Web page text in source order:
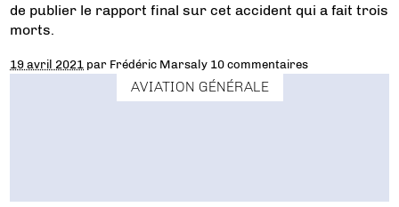
de publier le rapport final sur cet accident qui a fait trois
morts.
19 avril 2021 par Frédéric Marsaly 10 commentaires
AVIATION GÉNÉRALE